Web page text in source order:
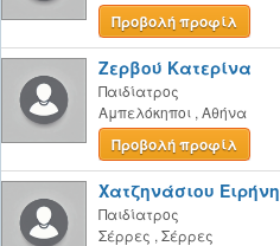
Προβολή προφίλ
Ζερβού Κατερίνα
Παιδίατρος
Αμπελόκηποι , Αθήνα
Προβολή προφίλ
Χατζηνάσιου Ειρήνη
Παιδίατρος
Σέρρες , Σέρρες